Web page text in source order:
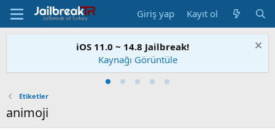
Giriş yap Kayıt ol
iOS 11.0 ~ 14.8 Jailbreak!
Kaynağı Görüntüle
Etiketler
animoji